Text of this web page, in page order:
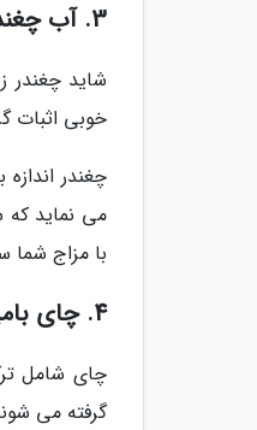
3. آب چغندر
شاید چغندر
خوبی اثبات
چغندر
می نماید
با مزاج شما
4. چای بامیه
چای شامل
گرفته می